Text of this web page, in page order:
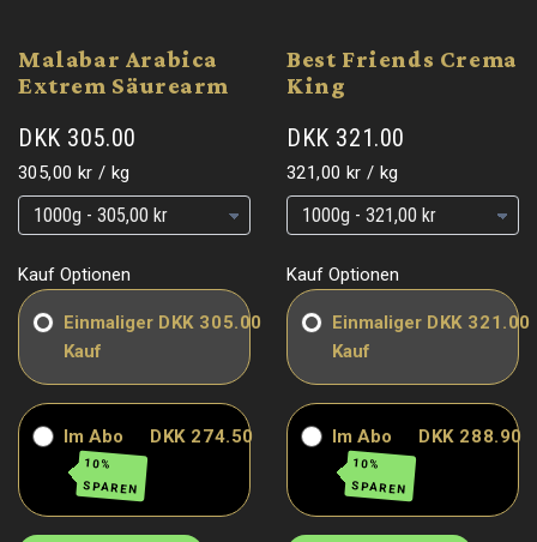
Malabar Arabica
Extrem Säurearm
DKK 305.00
Grundpreis
305,00 kr / pro
kg
Grundpreis
Grundpreis
Kauf Optionen
Einmaliger
Kauf
DKK 305.00
Im Abo
10%
SPAREN
DKK 274.50
Best Friends Crema
King
DKK 321.00
Grundpreis
321,00 kr / pro
kg
Grundpreis
Grundpreis
Kauf Optionen
Einmaliger
Kauf
DKK 321.00
Im Abo
10%
SPAREN
DKK 288.90